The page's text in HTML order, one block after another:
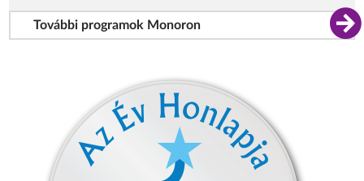
További programok Monoron